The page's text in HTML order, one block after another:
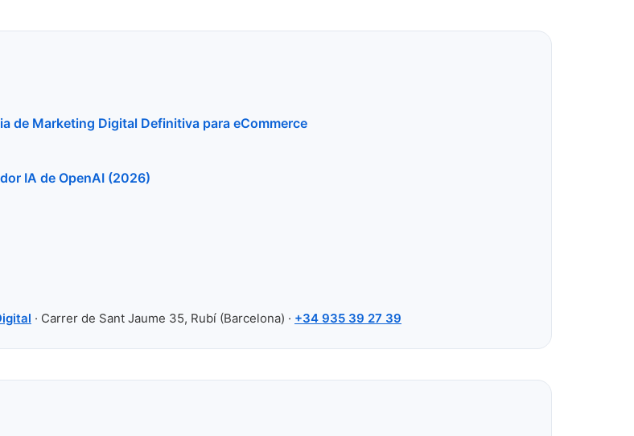
de Marketing Digital Definitiva para eCommerce
IA de OpenAI (2026)
· Carrer de Sant Jaume 35, Rubí (Barcelona) · +34 935 39 27 39